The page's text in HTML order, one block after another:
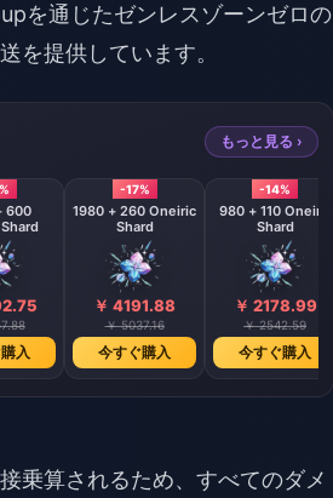
を通じたゼンレスゾーンゼロの
を提供しています。
もっと見る ›
600
入
-17%
1980 + 260 Oneiric
Shard
￥ 4191.88
￥ 5037.16
今すぐ購入
-14%
980 + 110 Oneiric
Shard
￥ 2178.99
￥ 2542.59
今すぐ購入
乗算されるため、すべてのダメ